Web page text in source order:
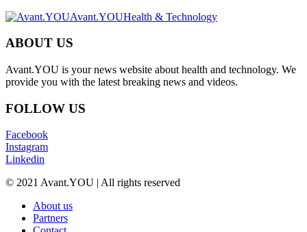
Avant.YOUHealth & Technology
ABOUT US
Avant.YOU is your news website about health and technology. We
provide you with the latest breaking news and videos.
FOLLOW US
Facebook
Instagram
Linkedin
© 2021 Avant.YOU | All rights reserved
About us
Partners